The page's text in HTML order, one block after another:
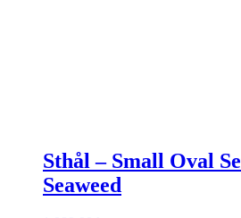
Sthål – Small Oval
Seaweed